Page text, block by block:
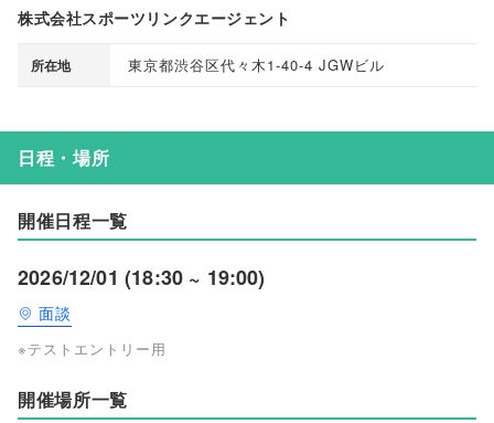
株式会社スポーツリンクエージェント
所在地 東京都渋谷区代々木1-40-4 JGWビル
日程・場所
開催日程一覧
2026/12/01 (18:30 ~ 19:00)
面談
※テストエントリー用
開催場所一覧